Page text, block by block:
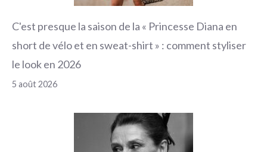
C'est presque la saison de la « Princesse Diana en
short de vélo et en sweat-shirt » : comment styliser
le look en 2026
5 août 2026